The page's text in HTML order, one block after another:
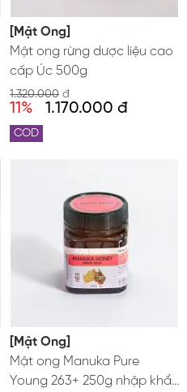
[Mật Ong]
Mật ong rừng dược liệu cao
cấp Úc 500g
1.320.000 đ
11% 1.170.000 đ
COD
[Mật Ong]
Mật ong Manuka Pure
Young 263+ 250g nhập khẩu